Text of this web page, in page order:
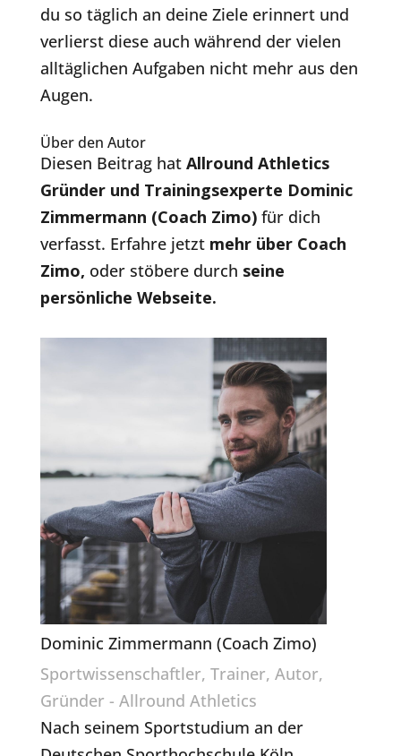
du so täglich an deine Ziele erinnert und
verlierst diese auch während der vielen
alltäglichen Aufgaben nicht mehr aus den
Augen.
Über den Autor
Diesen Beitrag hat Allround Athletics
Gründer und Trainingsexperte Dominic
Zimmermann (Coach Zimo) für dich
verfasst. Erfahre jetzt mehr über Coach
Zimo, oder stöbere durch seine
persönliche Webseite.
Dominic Zimmermann (Coach Zimo)
Sportwissenschaftler, Trainer, Autor,
Gründer - Allround Athletics
Nach seinem Sportstudium an der